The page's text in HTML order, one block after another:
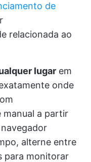
de
relacionada ao
lugar em
onde
manual a partir
alterne entre
para monitorar